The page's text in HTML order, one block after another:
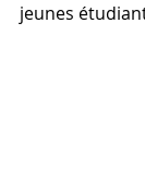
jeunes